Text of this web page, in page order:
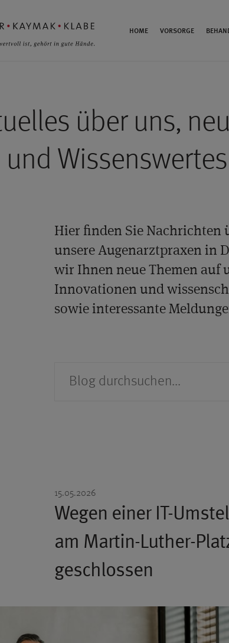
HOME VORSORGE
über uns,
und
Hier finden Sie Nachrichten
unsere Augenarztpraxen in
wir Ihnen neue Themen auf
Innovationen und
sowie interessante
15.05.2026
Wegen einer IT-
am Martin-Luther-
geschlossen